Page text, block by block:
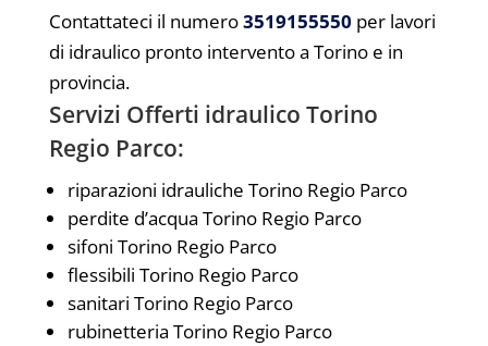
Contattateci il numero3519155550 per lavori
di idraulico pronto intervento a Torino e in
provincia.
Servizi Offerti idraulico Torino
Regio Parco:
riparazioni idrauliche Torino Regio Parco
perdite d’acqua Torino Regio Parco
sifoni Torino Regio Parco
flessibili Torino Regio Parco
sanitari Torino Regio Parco
rubinetteria Torino Regio Parco